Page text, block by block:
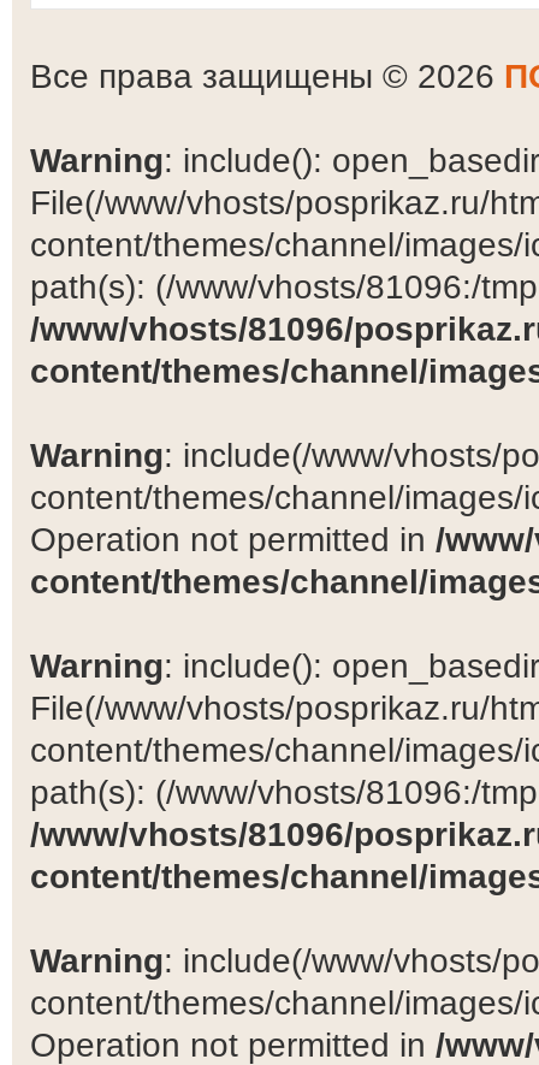
Все права защищены © 2026
Warning: include():
File(/www/vhosts/posprikaz.ru/
content/themes/channel/
path(s): (/www/vhosts/81096:/
/www/vhosts/81096/
content/themes/channel/
Warning: include(/www/vhosts/
content/themes/channel/
Operation not permitted in /
content/themes/channel/
Warning: include():
File(/www/vhosts/posprikaz.ru/
content/themes/channel/
path(s): (/www/vhosts/81096:/
/www/vhosts/81096/
content/themes/channel/
Warning: include(/www/vhosts/
content/themes/channel/
Operation not permitted in /